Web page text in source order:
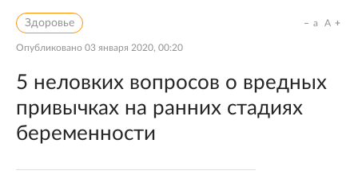
Здоровье
Опубликовано 03 января 2020, 00:20
a A
5 неловких вопросов о вредных
привычках на ранних стадиях
беременности